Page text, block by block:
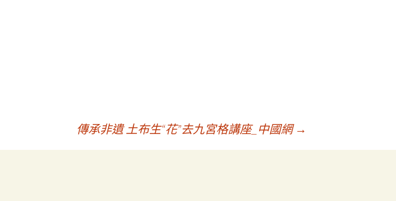
傳承非遺 土布生“花”去九宮格講座_中國網 →